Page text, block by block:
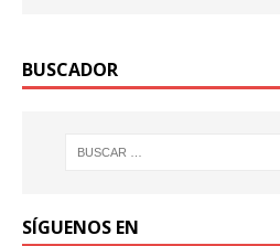
BUSCADOR
SÍGUENOS EN